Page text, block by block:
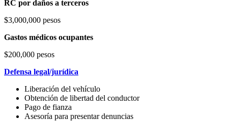
RC por daños a terceros
$3,000,000 pesos
Gastos médicos ocupantes
$200,000 pesos
Defensa legal/jurídica
Liberación del vehículo
Obtención de libertad del conductor
Pago de fianza
Asesoría para presentar denuncias